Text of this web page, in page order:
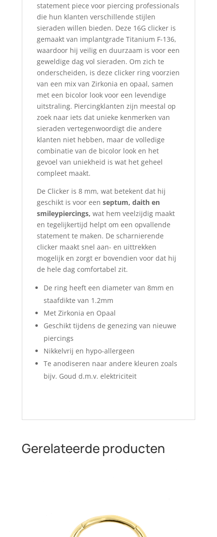
statement piece voor piercing professionals
die hun klanten verschillende stijlen
sieraden willen bieden. Deze 16G clicker is
gemaakt van implantgrade Titanium F-136,
waardoor hij veilig en duurzaam is voor een
geweldige dag vol sieraden. Om zich te
onderscheiden, is deze clicker ring voorzien
van een mix van Zirkonia en opaal, samen
met een bicolor look voor een levendige
uitstraling. Piercingklanten zijn meestal op
zoek naar iets dat unieke kenmerken van
sieraden vertegenwoordigt die andere
klanten niet hebben, maar de volledige
combinatie van de bicolor look en het
gevoel van uniekheid is wat het geheel
compleet maakt.
De Clicker is 8 mm, wat betekent dat hij
geschikt is voor een septum, daith en
smileypiercings, wat hem veelzijdig maakt
en tegelijkertijd helpt om een ​​opvallende
statement te maken. De scharnierende
clicker maakt snel aan- en uittrekken
mogelijk en zorgt er bovendien voor dat hij
de hele dag comfortabel zit.
De ring heeft een diameter van 8mm en
staafdikte van 1.2mm
Met Zirkonia en Opaal
Geschikt tijdens de genezing van nieuwe
piercings
Nikkelvrij en hypo-allergeen
Te anodiseren naar andere kleuren zoals
bijv. Goud d.m.v. elektriciteit
Gerelateerde producten